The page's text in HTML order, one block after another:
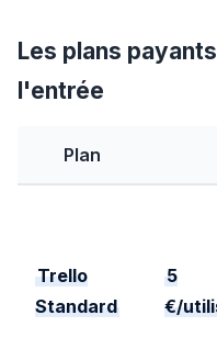
Les plans
l'entrée
Plan
Trello
Standard
5
€/